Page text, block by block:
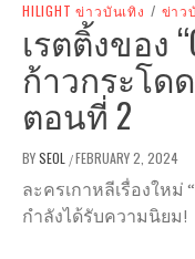
HILIGHT ข่าวบันเทิง / ข่าว
เรตติ้งของ
ก้าวกระโด
ตอนที่ 2
BYSEOL /FEBRUARY 2, 2024
ละครเกาหลีเรื่องใหม่
กำลังได้รับความนิยม!